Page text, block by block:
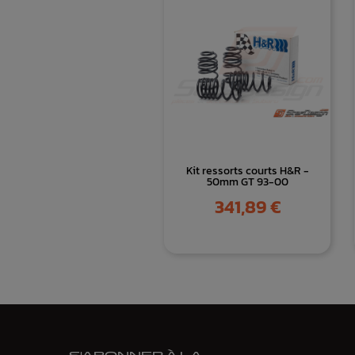
Kit ressorts courts H&R -
50mm GT 93-00
Prix
341,89 €